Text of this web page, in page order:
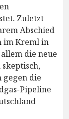
Zuletzt
Abschied
im Kreml in
die neue
die
Pipeline